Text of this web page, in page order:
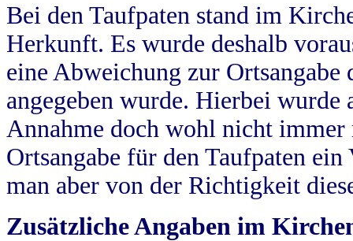
Bei den Taufpaten stand im
Herkunft. Es wurde deshalb
eine Abweichung zur
angegeben wurde. Hierbei wurde
Annahme doch wohl nicht
Ortsangabe für den Taufpaten
man aber von der Richtigkeit
Zusätzliche Angaben im